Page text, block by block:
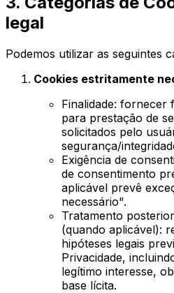
legal
Podemos utilizar as seguintes
Cookies estritamente
Finalidade: fornecer
para prestação de
solicitados pelo
segurança/
Exigência de
de consentimento
aplicável prevê
necessário".
Tratamento
(quando aplicável):
hipóteses legais
Privacidade,
legítimo interesse,
base lícita.